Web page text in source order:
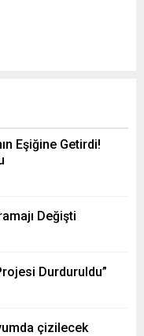
Eşiğine Getirdi!
Değişti
Durduruldu”
çizilecek